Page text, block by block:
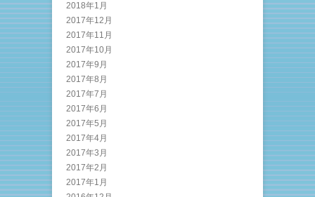
2018年1月
2017年12月
2017年11月
2017年10月
2017年9月
2017年8月
2017年7月
2017年6月
2017年5月
2017年4月
2017年3月
2017年2月
2017年1月